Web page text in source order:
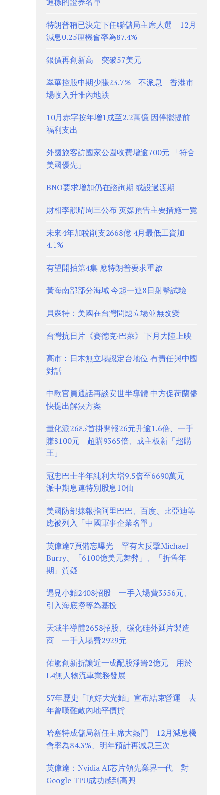
特朗普稱已決定下任聯儲局主席人選 12月
減息0.25厘機會率為87.4%
銀價再創新高 突破57美元
翠華控股中期少賺23.7% 不派息 香港市
場收入升惟內地跌
10月赤字按年增1成至2.2萬億 因停擺提前
福利支出
外國旅客訪國家公園收費增逾700元 「符合
美國優先」
BNO要求增加仍在諮詢期 或設過渡期
財相李韻晴周三公布 英媒預告主要措施一覽
未來4年加稅削支2668億 4月最低工資加
4.1%
有望開拍第4集 應特朗普要求重啟
黃海南部部分海域 今起一連8日射擊試驗
貝森特：美國在台灣問題立場並無改變
台灣抗日片《賽德克·巴萊》 下月大陸上映
高市︰日本無立場認定台地位 有責任與中國
對話
中歐官員通話再談安世半導體 中方促荷蘭儘
快提出解決方案
量化派2685首掛開報26元升逾1.6倍、一手
賺8100元 超購9365倍、成主板新「超購
王」
冠忠巴士半年純利大增9.5倍至6690萬元
派中期息連特別股息10仙
美國防部據報指阿里巴巴、百度、比亞迪等
應被列入「中國軍事企業名單」
英偉達7頁備忘曝光 罕有大反擊Michael
Burry、「6100億美元舞弊」、「折舊年
期」質疑
遇見小麵2408招股 一手入場費3556元、
引入海底撈等為基投
天域半導體2658招股、碳化硅外延片製造
商 一手入場費2929元
佑駕創新折讓近一成配股淨籌2億元 用於
L4無人物流車業務發展
57年歷史「頂好大光麵」宣布結束營運 去
年曾嘆難敵內地平價貨
哈塞特成儲局新任主席大熱門 12月減息機
會率為84.3%、明年預計再減息三次
英偉達：Nvidia AI芯片領先業界一代 對
Google TPU成功感到高興